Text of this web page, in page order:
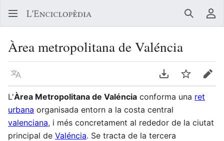
Buscar
Àrea metropolitana de Valéncia
Llegir en un atre idioma Descarregar en
Vigilar
L'Àrea Metropolitana de Valéncia conforma una ret
urbana organisada entorn a la costa central
valenciana, i més concretament al rededor de la ciutat
principal de Valéncia. Se tracta de la tercera